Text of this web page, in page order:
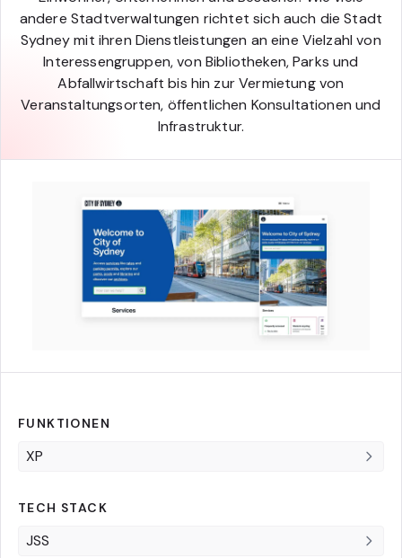
andere Stadtverwaltungen richtet sich auch die Stadt
Sydney mit ihren Dienstleistungen an eine Vielzahl von
Interessengruppen, von Bibliotheken, Parks und
Abfallwirtschaft bis hin zur Vermietung von
Veranstaltungsorten, öffentlichen Konsultationen und
Infrastruktur.
FUNKTIONEN
XP
TECH STACK
JSS